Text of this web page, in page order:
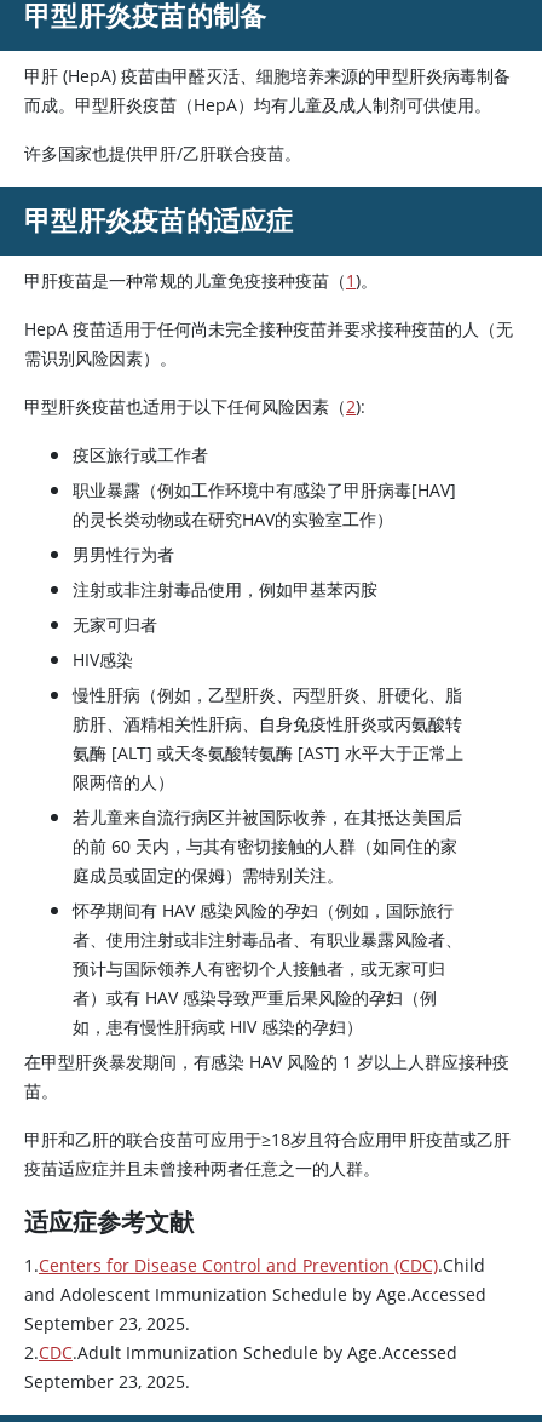
甲型肝炎疫苗的制备
甲肝 (HepA) 疫苗由甲醛灭活、细胞培养来源的甲型肝炎病毒制备
而成。甲型肝炎疫苗（HepA）均有儿童及成人制剂可供使用。
许多国家也提供甲肝/乙肝联合疫苗。
甲型肝炎疫苗的适应症
甲肝疫苗是一种常规的儿童免疫接种疫苗（1)。
HepA 疫苗适用于任何尚未完全接种疫苗并要求接种疫苗的人（无
需识别风险因素）。
甲型肝炎疫苗也适用于以下任何风险因素（2):
疫区旅行或工作者
职业暴露（例如工作环境中有感染了甲肝病毒[HAV]
的灵长类动物或在研究HAV的实验室工作）
男男性行为者
注射或非注射毒品使用，例如甲基苯丙胺
无家可归者
HIV感染
慢性肝病（例如，乙型肝炎、丙型肝炎、肝硬化、脂
肪肝、酒精相关性肝病、自身免疫性肝炎或丙氨酸转
氨酶 [ALT] 或天冬氨酸转氨酶 [AST] 水平大于正常上
限两倍的人）
若儿童来自流行病区并被国际收养，在其抵达美国后
的前 60 天内，与其有密切接触的人群（如同住的家
庭成员或固定的保姆）需特别关注。
怀孕期间有 HAV 感染风险的孕妇（例如，国际旅行
者、使用注射或非注射毒品者、有职业暴露风险者、
预计与国际领养人有密切个人接触者，或无家可归
者）或有 HAV 感染导致严重后果风险的孕妇（例
如，患有慢性肝病或 HIV 感染的孕妇）
在甲型肝炎暴发期间，有感染 HAV 风险的 1 岁以上人群应接种疫
苗。
甲肝和乙肝的联合疫苗可应用于≥18岁且符合应用甲肝疫苗或乙肝
疫苗适应症并且未曾接种两者任意之一的人群。
适应症参考文献
1.Centers for Disease Control and Prevention (CDC).Child
and Adolescent Immunization Schedule by Age.Accessed
September 23, 2025.
2.CDC.Adult Immunization Schedule by Age.Accessed
September 23, 2025.